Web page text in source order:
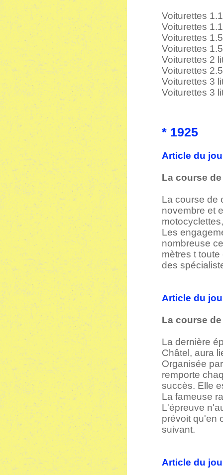
Voiturettes
Voiturettes
Voiturettes
Voiturettes
Voiturettes 2
Voiturettes
Voiturettes 3
Voiturettes 3
* 1925
Article du
La course
La course de
novembre et
Les
nombreuse
mètres t
des
Article du
La course
La dernière
Châtel, aura
Organisée
remporte
succès. Elle
La fameuse
L'épreuve
prévoit qu'en
suivant.
Article du